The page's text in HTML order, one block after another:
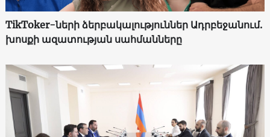
TikToker-ների ձերբակալություններ Ադրբեջանում.
խոսքի ազատության սահմանները